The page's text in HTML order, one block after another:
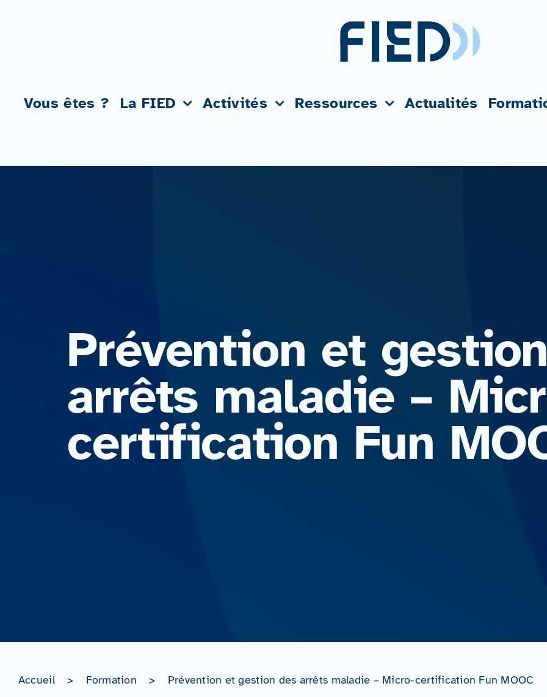
Vous êtes ? La FIED Activités Ressources Actualités
Prévention et
arrêts maladie –
certification Fun
Accueil > Formation > Prévention et gestion des arrêts maladie – Micro-certification Fun MOOC